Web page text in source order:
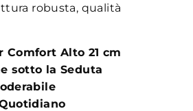
robusta, qualità
Comfort Alto 21 cm
sotto la Seduta